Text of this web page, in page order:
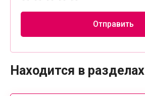
Отправить
Находится в разделах